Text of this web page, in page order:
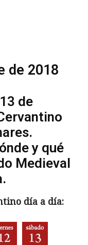
de 2018
de
y qué
Medieval
día a día: